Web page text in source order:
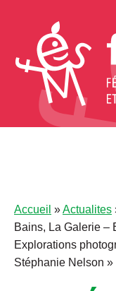
Accueil »Actualites
Bains, La Galerie –
Explorations
Stéphanie Nelson »